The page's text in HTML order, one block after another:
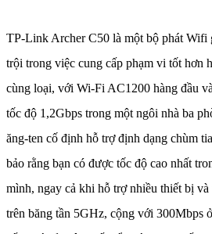
TP-Link Archer C50 là một bộ phát Wifi
trội trong việc cung cấp phạm vi tốt hơn
cùng loại, với Wi-Fi AC1200 hàng đầu
tốc độ 1,2Gbps trong một ngôi nhà ba
ăng-ten cố định hỗ trợ định dạng chùm
bảo rằng bạn có được tốc độ cao nhất
mình, ngay cả khi hỗ trợ nhiều thiết bị
trên băng tần 5GHz, cộng với 300Mbps